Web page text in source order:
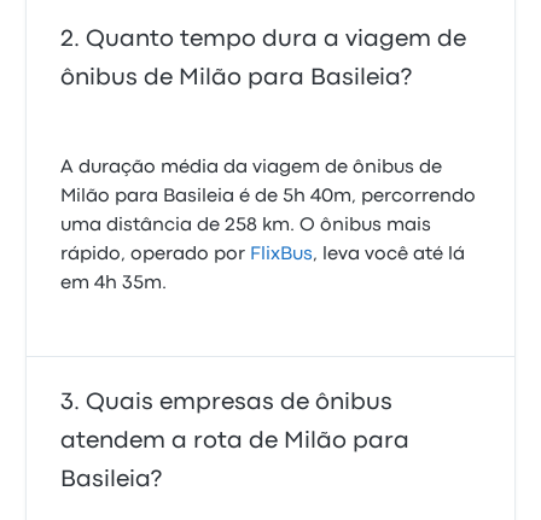
Quanto tempo dura a viagem de
ônibus de Milão para Basileia?
A duração média da viagem de ônibus de
Milão para Basileia é de 5h 40m, percorrendo
uma distância de 258 km. O ônibus mais
rápido, operado por FlixBus, leva você até lá
em 4h 35m.
Quais empresas de ônibus
atendem a rota de Milão para
Basileia?